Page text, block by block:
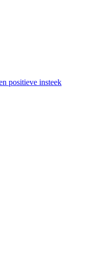
positieve insteek